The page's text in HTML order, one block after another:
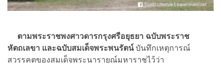
ตามพระราชพงศาวดารกรุงศรีอยุธยา ฉบับพระราช
หัตถเลขา และฉบับสมเด็จพระพนรัตน์บันทึกเหตุการณ์
สวรรคตของสมเด็จพระนารายณ์มหาราชไว้ว่า